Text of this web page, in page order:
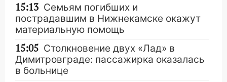
15:13 Семьям погибших и
пострадавшим в Нижнекамске окажут
материальную помощь
15:05 Столкновение двух «Лад» в
Димитровграде: пассажирка оказалась
в больнице